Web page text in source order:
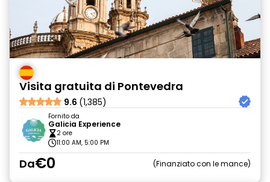
Visita gratuita di Pontevedra
9.6 (1,385)
Fornito da
Galicia Experience
2 ore
11:00 AM, 5:00 PM
Da€0 Finanziato con le mance